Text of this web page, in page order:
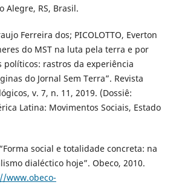
Alegre, RS, Brasil.
Ferreira dos; PICOLOTTO, Everton
do MST na luta pela terra e por
políticos: rastros da experiência
do Jornal Sem Terra”. Revista
v. 7, n. 11, 2019. (Dossiê:
Latina: Movimentos Sociais, Estado
social e totalidade concreta: na
dialéctico hoje”. Obeco, 2010.
www.obeco-